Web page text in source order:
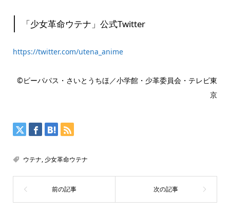
「少女革命ウテナ」公式Twitter
https://twitter.com/utena_anime
©ビーパパス・さいとうちほ／小学館・少革委員会・テレビ東
京
ウテナ, 少女革命ウテナ